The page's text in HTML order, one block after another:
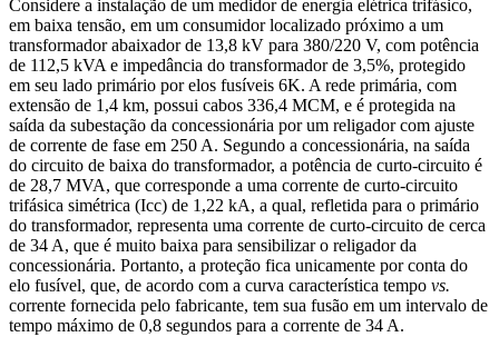
Considere a instalação de um medidor de energia elétrica trifásico,
em baixa tensão, em um consumidor localizado próximo a um
transformador abaixador de 13,8 kV para 380/220 V, com potência
de 112,5 kVA e impedância do transformador de 3,5%, protegido
em seu lado primário por elos fusíveis 6K. A rede primária, com
extensão de 1,4 km, possui cabos 336,4 MCM, e é protegida na
saída da subestação da concessionária por um religador com ajuste
de corrente de fase em 250 A. Segundo a concessionária, na saída
do circuito de baixa do transformador, a potência de curto-circuito é
de 28,7 MVA, que corresponde a uma corrente de curto-circuito
trifásica simétrica (Icc) de 1,22 kA, a qual, refletida para o primário
do transformador, representa uma corrente de curto-circuito de cerca
de 34 A, que é muito baixa para sensibilizar o religador da
concessionária. Portanto, a proteção fica unicamente por conta do
elo fusível, que, de acordo com a curva característica tempo vs.
corrente fornecida pelo fabricante, tem sua fusão em um intervalo de
tempo máximo de 0,8 segundos para a corrente de 34 A.